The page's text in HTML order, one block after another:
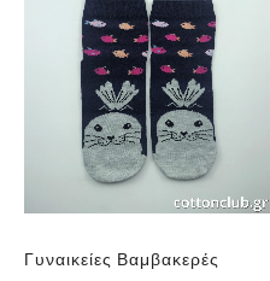
Γυναικείες Βαμβακερές